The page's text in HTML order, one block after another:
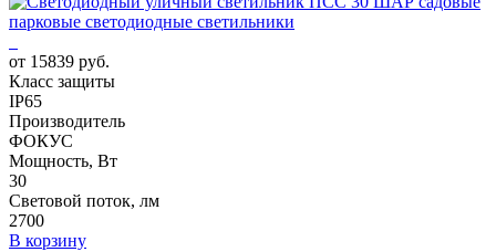
от 15839 руб.
Класс защиты
IP65
Производитель
ФОКУС
Мощность, Вт
30
Световой поток, лм
2700
В корзину